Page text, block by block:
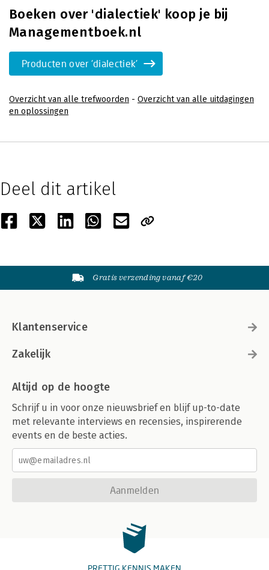
Boeken over 'dialectiek' koop je bij
Managementboek.nl
Producten over 'dialectiek'
Overzicht van alle trefwoorden - Overzicht van alle uitdagingen
en oplossingen
Deel dit artikel
Gratis verzending vanaf €20
Klantenservice
Zakelijk
Altijd op de hoogte
Schrijf u in voor onze nieuwsbrief en blijf up-to-date
met relevante interviews en recensies, inspirerende
events en de beste acties.
Aanmelden
PRETTIG KENNIS MAKEN